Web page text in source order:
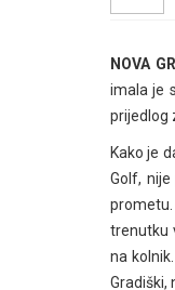
NOVA
imala je
prijedlog
Kako je
Golf,
trenutku
na
Gradiški,